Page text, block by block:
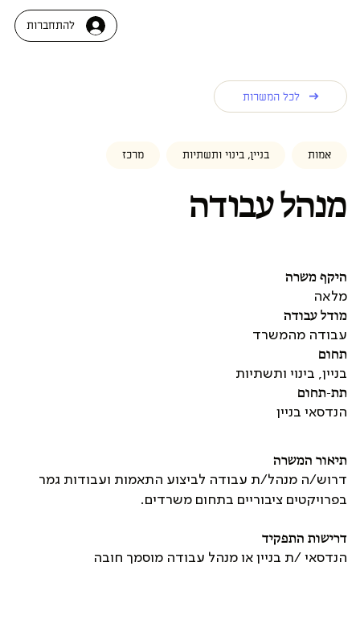
להתחברות
תיאור המשרה
דרוש/ה מנהל/ת עבודה לביצוע התאמות ועבודות גמר
בפרויקטים ציבוריים בתחום משרדים.
דרישות התפקיד
הנדסאי /ת בניין או מנהל עבודה מוסמך חובה
לכל המשרות
מנהל עבודה
אמות בניין, בינוי ותשתיות מרכז
היקף משרה
מלאה
מודל עבודה
עבודה מהמשרד
תחום
בניין, בינוי ותשתיות
תת-תחום
הנדסאי בניין